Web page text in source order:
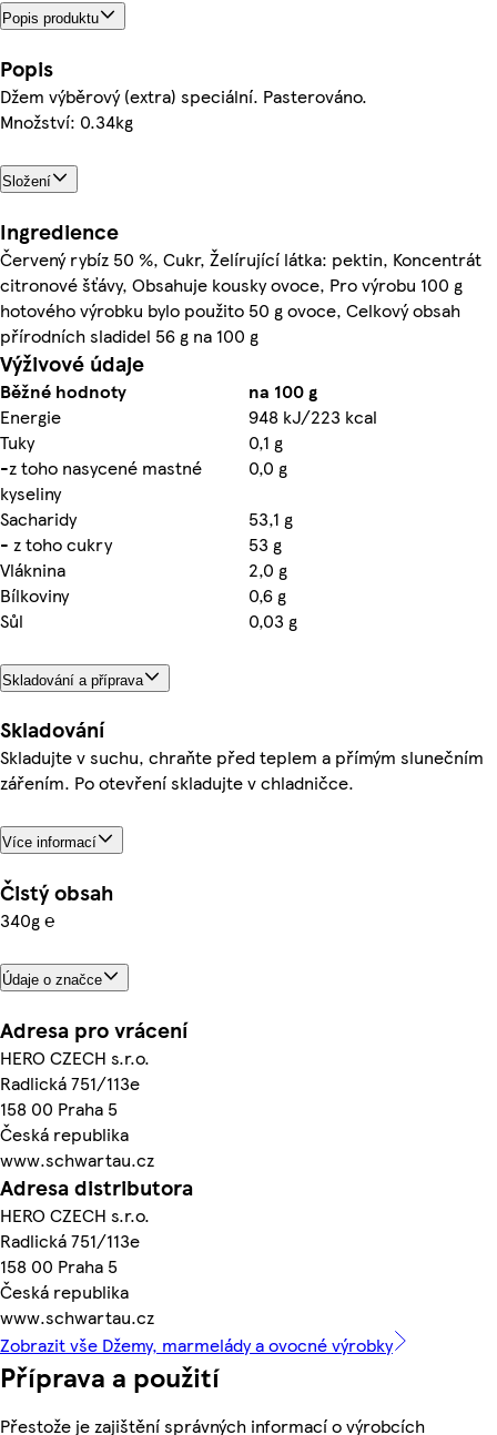
Popis produktu
Popis
Džem výběrový (extra) speciální. Pasterováno.
Množství: 0.34kg
Složení
Ingredience
Červený rybíz 50 %, Cukr, Želírující látka: pektin, Koncentrát
citronové šťávy, Obsahuje kousky ovoce, Pro výrobu 100 g
hotového výrobku bylo použito 50 g ovoce, Celkový obsah
přírodních sladidel 56 g na 100 g
Výživové údaje
Běžné hodnoty
na 100 g
Energie
948 kJ/223 kcal
Tuky
0,1 g
-z toho nasycené mastné
kyseliny
0,0 g
Sacharidy
53,1 g
- z toho cukry
53 g
Vláknina
2,0 g
Bílkoviny
0,6 g
Sůl
0,03 g
Skladování a příprava
Skladování
Skladujte v suchu, chraňte před teplem a přímým slunečním
zářením. Po otevření skladujte v chladničce.
Více informací
Čistý obsah
340g ℮
Údaje o značce
Adresa pro vrácení
HERO CZECH s.r.o.
Radlická 751/113e
158 00 Praha 5
Česká republika
www.schwartau.cz
Adresa distributora
HERO CZECH s.r.o.
Radlická 751/113e
158 00 Praha 5
Česká republika
www.schwartau.cz
Zobrazit vše Džemy, marmelády a ovocné výrobky
Příprava a použití
Přestože je zajištění správných informací o výrobcích